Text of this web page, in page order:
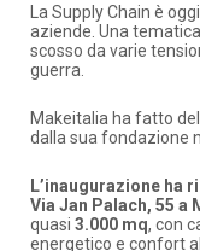
La Supply Chain è
aziende. Una
scosso da varie
guerra.
Makeitalia ha fatto
dalla sua fondazione
L’inaugurazione ha
Via Jan Palach, 55 a
quasi 3.000 mq, con
energetico e confort